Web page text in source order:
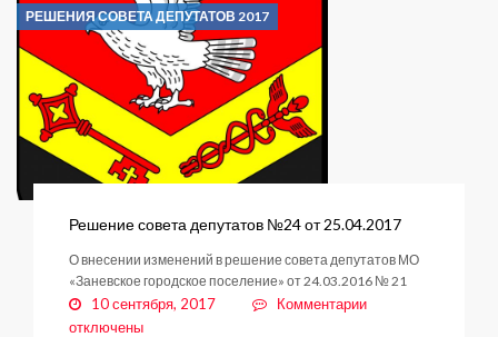
РЕШЕНИЯ СОВЕТА ДЕПУТАТОВ 2017
Решение совета депутатов №24 от 25.04.2017
О внесении изменений в решение совета депутатов МО
«Заневское городское поселение» от 24.03.2016 № 21
10 сентября, 2017 Комментариик
отключены